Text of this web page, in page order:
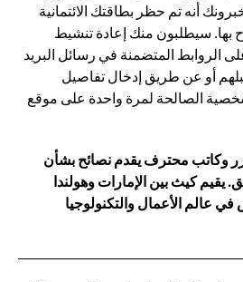
أنه تم حظر بطاقتك الائتمانية
سيطلبون منك إعادة تنشيط
الروابط المتضمنة في رسائل البريد
أو عن طريق إدخال تفاصيل
الصالحة لمرة واحدة على موقع
وكاتب محترف يقدم نصائح بشأن
يقيم كيث بين الإمارات وهولندا
عالم الأعمال والتكنولوجيا